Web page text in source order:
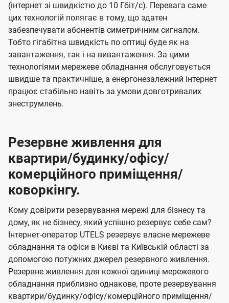
(інтернет зі швидкістю до 10 Гбіт/с). Перевага саме
цих технологій полягає в тому, що здатен
забезпечувати абонентів симетричним сигналом.
Тобто гігабітна швидкість по оптиці буде як на
завантаження, так і на вивантаження. За цими
технологіями мережеве обладнання обслуговується
швидше та практичніше, а енергонезалежний інтернет
працює стабільно навіть за умови довготривалих
знеструмлень.
Резервне живлення для
квартири/будинку/офісу/
комерційного приміщення/
коворкінгу.
Кому довірити резервування мережі для бізнесу та
дому, як не бізнесу, який успішно резервує себе сам?
Інтернет-оператор UTELS резервує власне мережеве
обладнання та офіси в Києві та Київській області за
допомогою потужних джерел резервного живлення.
Резервне живлення для кожної одиниці мережевого
обладнання приблизно однакове, проте резервування
квартири/будинку/офісу/комерційного приміщення/